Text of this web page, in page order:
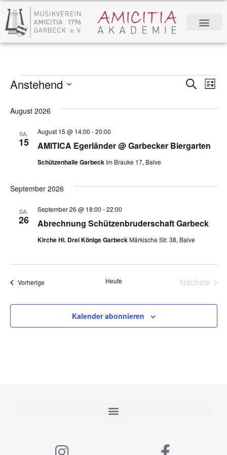
Suche
Liste
Anstehend
August 2026
SA.
15 AMITICA Egerländer @ Garbecker Biergarten
August 15 @ 14:00 -20:00
Schützenhalle Garbeck Im Brauke 17, Balve
September 2026
SA.
26 Abrechnung Schützenbruderschaft Garbeck
September 26 @ 18:00 -22:00
Kirche Hl. Drei Könige GarbeckMärkische Str. 38, Balve
VorherigeVeranstaltungen Heute Nächste
Kalender abonnieren